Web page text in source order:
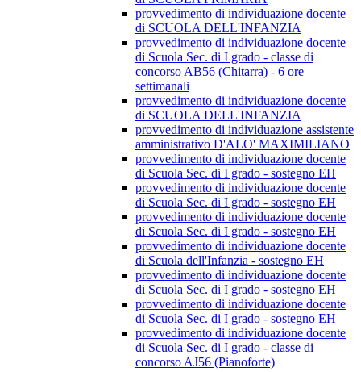
provvedimento di individuazione docente
di SCUOLA DELL'INFANZIA
provvedimento di individuazione docente
di Scuola Sec. di I grado - classe di
concorso AB56 (Chitarra) - 6 ore
settimanali
provvedimento di individuazione docente
di SCUOLA DELL'INFANZIA
provvedimento di individuazione assistente
amministrativo D'ALO' MAXIMILIANO
provvedimento di individuazione docente
di Scuola Sec. di I grado - sostegno EH
provvedimento di individuazione docente
di Scuola Sec. di I grado - sostegno EH
provvedimento di individuazione docente
di Scuola Sec. di I grado - sostegno EH
provvedimento di individuazione docente
di Scuola dell'Infanzia - sostegno EH
provvedimento di individuazione docente
di Scuola Sec. di I grado - sostegno EH
provvedimento di individuazione docente
di Scuola Sec. di I grado - sostegno EH
provvedimento di individuazione docente
di Scuola Sec. di I grado - classe di
concorso AJ56 (Pianoforte)